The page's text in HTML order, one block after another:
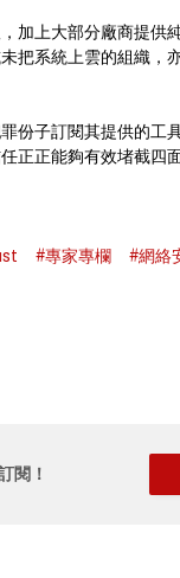
加上大部分廠商提供
把系統上雲的組織，
份子訂閱其提供的工
正能夠有效堵截四
#專家專欄 #網絡
閱！